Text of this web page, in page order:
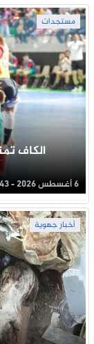
مستجدات
الكاف
6 أغسطس 2026 - 23:43
أخبار جهوية